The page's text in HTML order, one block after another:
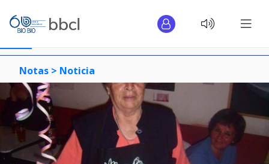
Notas > Noticia